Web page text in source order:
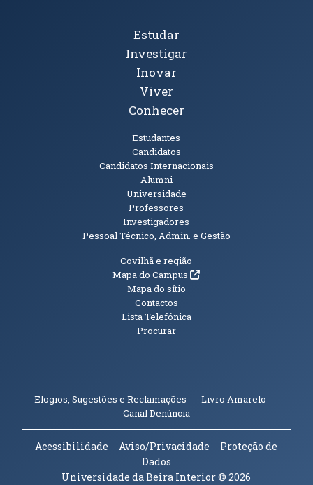
Tópicos Principais
Estudar
Investigar
Inovar
Viver
Conhecer
Estudantes
Candidatos
Candidatos Internacionais
Alumni
Universidade
Professores
Investigadores
Pessoal Técnico, Admin. e Gestão
Informações Adicionais
Covilhã e região
Mapa do Campus(abre em nova janela)
Mapa do sítio
Contactos
Lista Telefónica
Procurar
Elogios, Sugestões e Reclamações Livro Amarelo
Canal Denúncia(abre em nova janela)
Acessibilidade Aviso/Privacidade
Proteção de
Dados
Universidade da Beira Interior© 2026